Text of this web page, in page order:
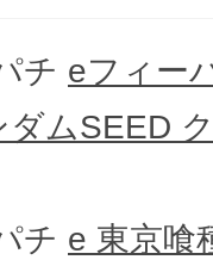
チ eフィー
ダムSEED
チ e 東京喰